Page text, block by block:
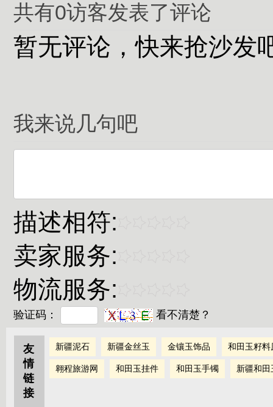
共有0访客发表了评论
暂无评论，快来抢沙发
我来说几句吧
描述相符:
卖家服务:
物流服务:
验证码： 看不清楚？
友
情
链
接
新疆泥石 新疆金丝玉 金镶玉饰品 和田玉籽料
翱程旅游网 和田玉挂件 和田玉手镯 新疆和田